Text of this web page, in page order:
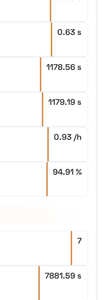
0.63 s
1178.56 s
1179.19 s
0.93 /h
94.91 %
7
7881.59 s